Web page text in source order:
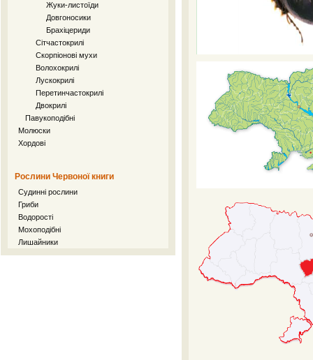
Жуки-листоїди
Довгоносики
Брахіцериди
Сітчастокрилі
Скорпіонові мухи
Волохокрилі
Лускокрилі
Перетинчастокрилі
Двокрилі
Павукоподібні
Молюски
Хордові
Рослини Червоної книги
Судинні рослини
Гриби
Водорості
Мохоподібні
Лишайники